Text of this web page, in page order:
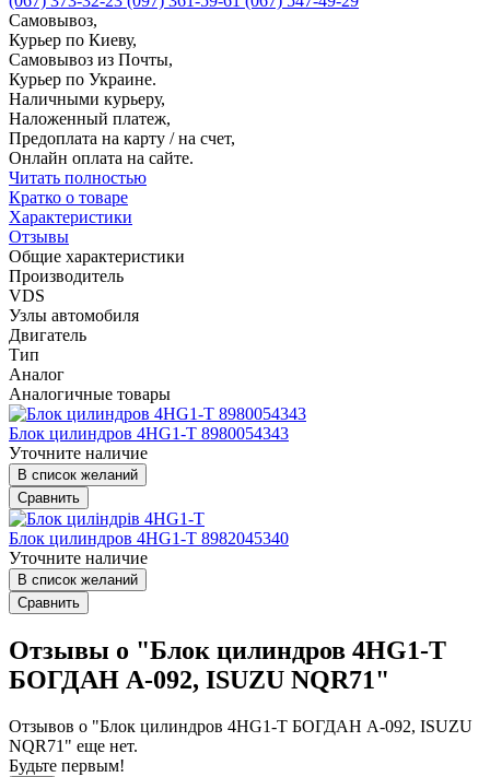
Самовывоз,
Курьер по Киеву,
Самовывоз из Почты,
Курьер по Украине.
Наличными курьеру,
Наложенный платеж,
Предоплата на карту / на счет,
Онлайн оплата на сайте.
Читать полностью
Кратко о товаре
Характеристики
Отзывы
Общие характеристики
Производитель
VDS
Узлы автомобиля
Двигатель
Тип
Аналог
Аналогичные товары
Блок цилиндров 4HG1-T 8980054343
Уточните наличие
В список желаний
Сравнить
Блок цилиндров 4HG1-T 8982045340
Уточните наличие
В список желаний
Сравнить
Отзывы о "Блок цилиндров 4НG1-T
БОГДАН А-092, ISUZU NQR71"
Отзывов о "Блок цилиндров 4НG1-T БОГДАН А-092, ISUZU
NQR71" еще нет.
Будьте первым!